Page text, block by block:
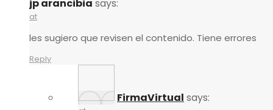
jp arancibia says:
at
les sugiero que revisen el contenido. Tiene errores
Reply
FirmaVirtual says: